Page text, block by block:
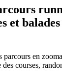
et
parcours en
courses,